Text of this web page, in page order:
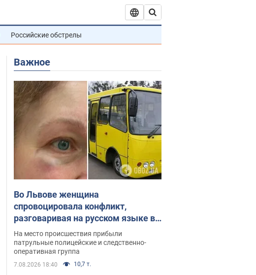
Российские обстрелы
Важное
Во Львове женщина
спровоцировала конфликт,
разговаривая на русском языке в
маршрутке: полиция составила
административный протокол.
Видео
На место происшествия прибыли
патрульные полицейские и следственно-
оперативная группа
7.08.2026 18:40 10,7 т.